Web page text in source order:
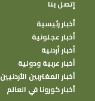
إتصل بنا
أخبار رئيسية
أخبار عجلونية
أخبار أردنية
أخبار عربية ودولية
أخبار المغتربين الأردنيين
أخبار كورونا في العالم